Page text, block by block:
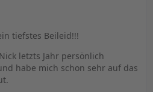
tiefstes Beileid!!!
letzts Jahr persönlich
habe mich schon sehr auf das